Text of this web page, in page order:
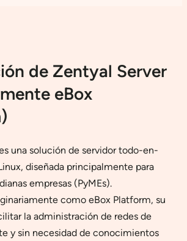
de Zentyal Server
eBox
una solución de servidor todo-en-
diseñada principalmente para
empresas (PyMEs).
como eBox Platform, su
la administración de redes de
y sin necesidad de conocimientos